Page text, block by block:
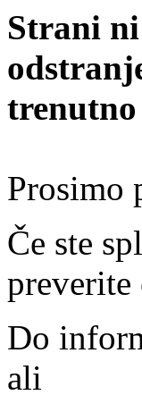
Strani
trenutno
Prosimo
Če ste
preverite
Do
ali